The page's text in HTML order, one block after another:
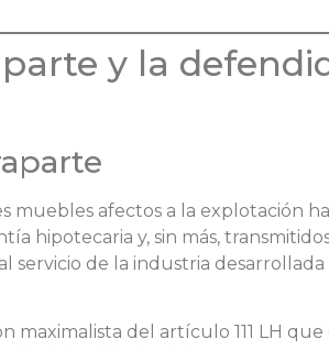
y la
muebles afectos a la explotación
hipotecaria y, sin más,
servicio de la industria
maximalista del artículo 111 LH